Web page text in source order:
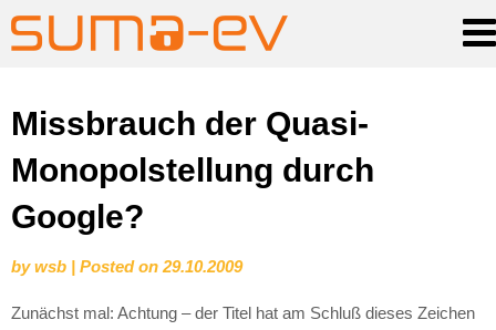
Skip
content
Missbrauch der Quasi-
Monopolstellung durch
Google?
bywsb | Posted on 29.10.2009
Zunächst mal: Achtung – der Titel hat am Schluß dieses Zeichen